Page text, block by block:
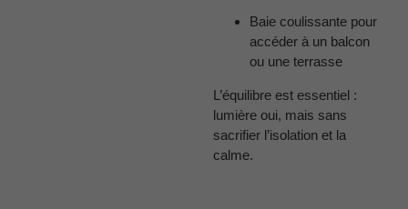
Baie coulissante pour
accéder à un balcon
ou une terrasse
L’équilibre est essentiel :
lumière oui, mais sans
sacrifier l’isolation et la
calme.